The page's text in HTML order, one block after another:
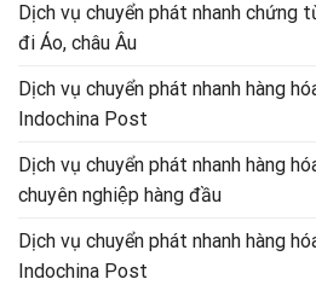
Dịch vụ chuyển phát nhanh chứng
đi Áo, châu Âu
Dịch vụ chuyển phát nhanh hàng
Indochina Post
Dịch vụ chuyển phát nhanh hàng
chuyên nghiệp hàng đầu
Dịch vụ chuyển phát nhanh hàng
Indochina Post